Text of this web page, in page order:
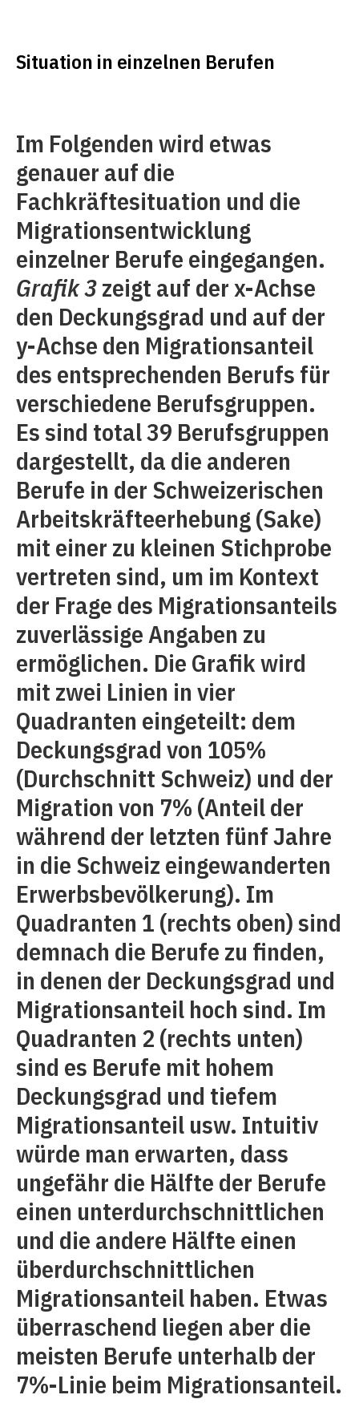
Situation in einzelnen Berufen
Im Folgenden wird etwas
genauer auf die
Fachkräftesituation und die
Migrationsentwicklung
einzelner Berufe eingegangen.
Grafik 3zeigt auf der x-Achse
den Deckungsgrad und auf der
y-Achse den Migrationsanteil
des entsprechenden Berufs für
verschiedene Berufsgruppen.
Es sind total 39 Berufsgruppen
dargestellt, da die anderen
Berufe in der Schweizerischen
Arbeitskräfteerhebung (Sake)
mit einer zu kleinen Stichprobe
vertreten sind, um im Kontext
der Frage des Migrationsanteils
zuverlässige Angaben zu
ermöglichen. Die Grafik wird
mit zwei Linien in vier
Quadranten eingeteilt: dem
Deckungsgrad von 105%
(Durchschnitt Schweiz) und der
Migration von 7% (Anteil der
während der letzten fünf Jahre
in die Schweiz eingewanderten
Erwerbsbevölkerung). Im
Quadranten 1 (rechts oben) sind
demnach die Berufe zu finden,
in denen der Deckungsgrad und
Migrationsanteil hoch sind. Im
Quadranten 2 (rechts unten)
sind es Berufe mit hohem
Deckungsgrad und tiefem
Migrationsanteil usw. Intuitiv
würde man erwarten, dass
ungefähr die Hälfte der Berufe
einen unterdurchschnittlichen
und die andere Hälfte einen
überdurchschnittlichen
Migrationsanteil haben. Etwas
überraschend liegen aber die
meisten Berufe unterhalb der
7%-Linie beim Migrationsanteil.